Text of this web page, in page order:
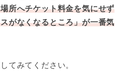
所へチケット料金を気にせず
がなくなるところ」が一番気
てみてください。